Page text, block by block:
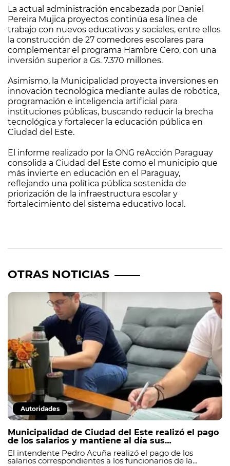
La actual administración encabezada por Daniel
Pereira Mujica proyectos continúa esa línea de
trabajo con nuevos educativos y sociales, entre ellos
la construcción de 27 comedores escolares para
complementar el programa Hambre Cero, con una
inversión superior a Gs. 7.370 millones.
Asimismo, la Municipalidad proyecta inversiones en
innovación tecnológica mediante aulas de robótica,
programación e inteligencia artificial para
instituciones públicas, buscando reducir la brecha
tecnológica y fortalecer la educación pública en
Ciudad del Este.
El informe realizado por la ONG reAcción Paraguay
consolida a Ciudad del Este como el municipio que
más invierte en educación en el Paraguay,
reflejando una política pública sostenida de
priorización de la infraestructura escolar y
fortalecimiento del sistema educativo local.
OTRAS NOTICIAS
Autoridades
Municipalidad de Ciudad del Este realizó el pago
de los salarios y mantiene al día sus
compromisos financieros.
El intendente Pedro Acuña realizó el pago de los
salarios correspondientes a los funcionarios de la